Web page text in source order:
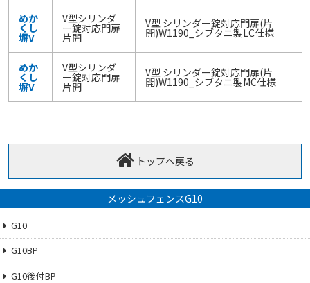
めか
くし
塀V
V型シリンダ
ー錠対応門扉
片開
V型 シリンダー錠対応門扉(片
開)W1190_シブタニ製LC仕様
めか
くし
塀V
V型シリンダ
ー錠対応門扉
片開
V型 シリンダー錠対応門扉(片
開)W1190_シブタニ製MC仕様
トップへ戻る
メッシュフェンスG10
G10
G10BP
G10後付BP